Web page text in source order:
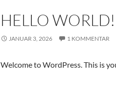
HELLO WORLD!
JANUAR 3, 2026 1 KOMMENTAR
Welcome to WordPress. This is